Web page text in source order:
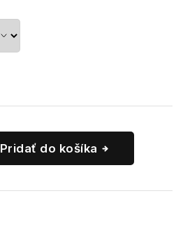
Pridať do košíka